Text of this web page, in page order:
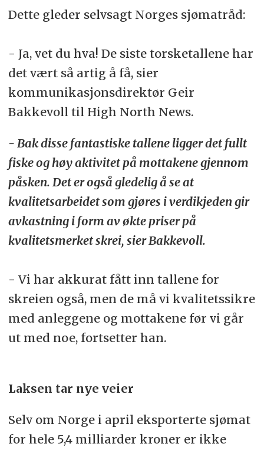
Dette gleder selvsagt Norges sjømatråd:
- Ja, vet du hva! De siste torsketallene har
det vært så artig å få, sier
kommunikasjonsdirektør Geir
Bakkevoll til High North News.
- Bak disse fantastiske tallene ligger det fullt
fiske og høy aktivitet på mottakene gjennom
påsken. Det er også gledelig å se at
kvalitetsarbeidet som gjøres i verdikjeden gir
avkastning i form av økte priser på
kvalitetsmerket skrei, sier Bakkevoll.
- Vi har akkurat fått inn tallene for
skreien også, men de må vi kvalitetssikre
med anleggene og mottakene før vi går
ut med noe, fortsetter han.
Laksen tar nye veier
Selv om Norge i april eksporterte sjømat
for hele 5,4 milliarder kroner er ikke